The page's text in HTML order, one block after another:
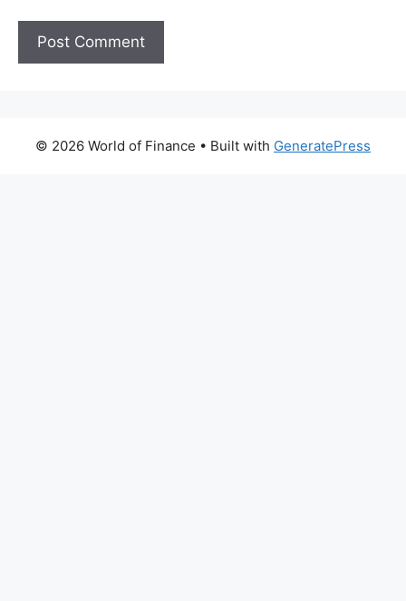
© 2026 World of Finance • Built with GeneratePress